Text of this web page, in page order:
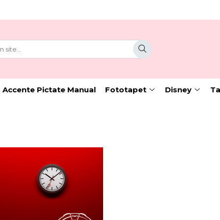
Accente Pictate Manual Fototapet Disney